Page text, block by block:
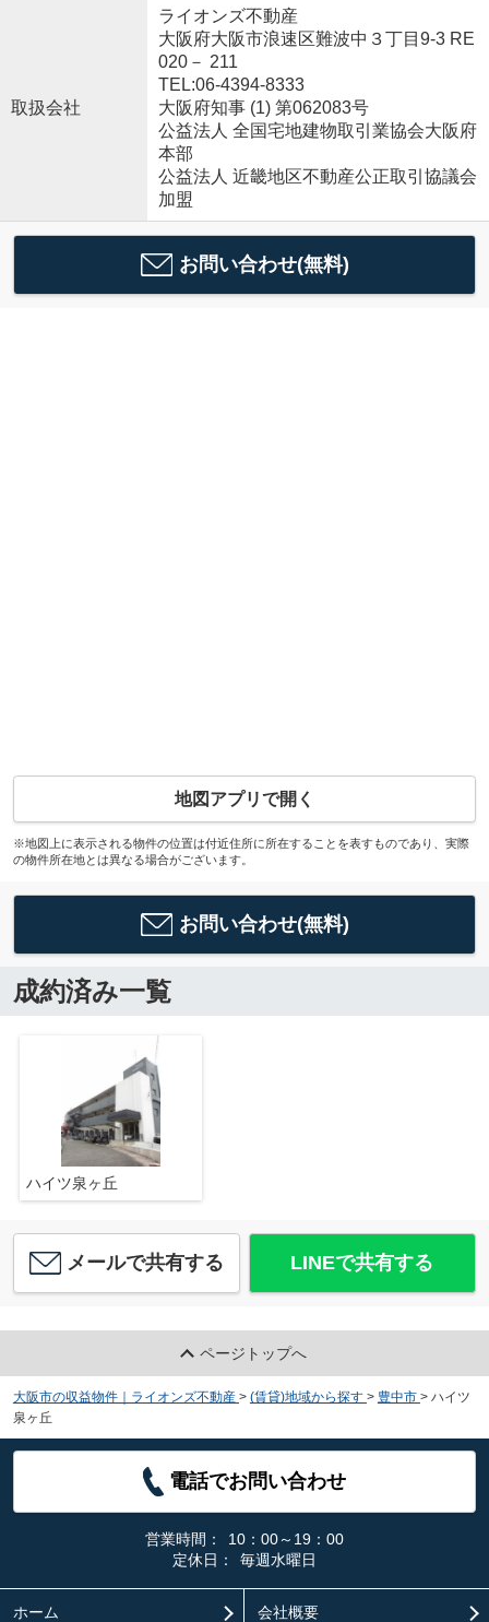
取扱会社
ライオンズ不動産
大阪府大阪市浪速区難波中３丁目9-3 RE
020－ 211
TEL:06-4394-8333
大阪府知事 (1) 第062083号
公益法人 全国宅地建物取引業協会大阪府
本部
公益法人 近畿地区不動産公正取引協議会
加盟
お問い合わせ(無料)
地図アプリで開く
※地図上に表示される物件の位置は付近住所に所在することを表すものであり、実際
の物件所在地とは異なる場合がございます。
お問い合わせ(無料)
成約済み一覧
ハイツ泉ヶ丘
メールで共有する LINEで共有する
ページトップへ
大阪市の収益物件｜ライオンズ不動産 > (賃貸)地域から探す > 豊中市 > ハイツ
泉ヶ丘
電話でお問い合わせ
営業時間：
10：00～19：00
定休日：
毎週水曜日
ホーム 会社概要